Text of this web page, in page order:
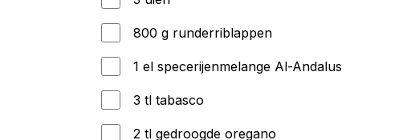
800 g runderriblappen
1 el specerijenmelange Al-Andalus
3 tl tabasco
2 tl gedroogde oregano